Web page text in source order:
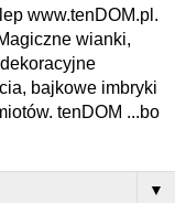
www.tenDOM.pl.
wianki,
bajkowe imbryki
tenDOM ...bo
▼